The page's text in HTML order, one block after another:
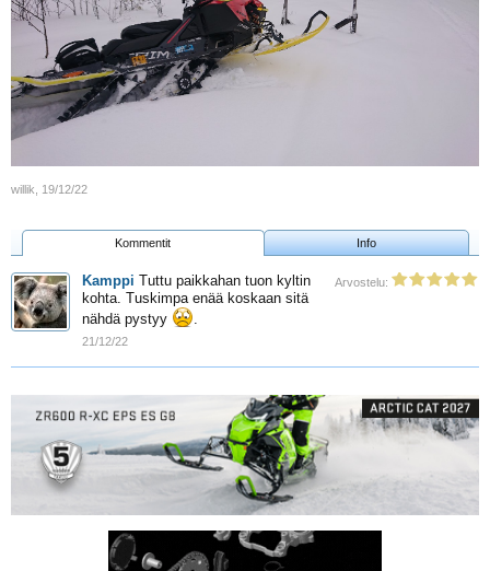
willik 19/12/22
Kommentit Info
Arvostelu:
Kamppi Tuttu paikkahan tuon kyltin
kohta. Tuskimpa enää koskaan sitä
nähdä pystyy
.
21/12/22